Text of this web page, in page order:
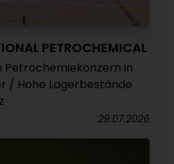
PETROCHEMICAL
in
/ Hohe Lagerbestände
29.07.2026